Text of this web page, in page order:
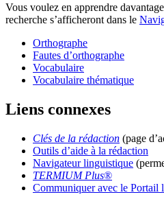
Vous voulez en apprendre
recherche s’afficheront dans le
Orthographe
Fautes d’orthographe
Vocabulaire
Vocabulaire thématique
Liens connexes
Clés de la rédaction (page
Outils d’aide à la rédaction
Navigateur linguistique
TERMIUM Plus®
Communiquer avec le Portail